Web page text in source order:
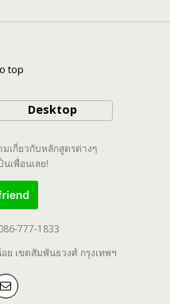
top
Desktop
เกี่ยวกับหลักสูตรต่างๆ
นเพื่อนเลย!
777-1833
ย เขตสัมพันธวงศ์ กรุงเทพฯ